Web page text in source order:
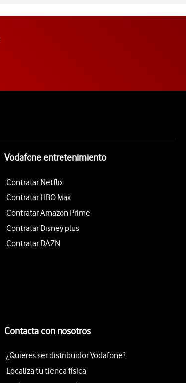
Vodafone entretenimiento
Contratar Netflix
Contratar HBO Max
Contratar Amazon Prime
Contratar Disney plus
Contratar DAZN
Contacta con nosotros
¿Quieres ser distribuidor Vodafone?
Localiza tu tienda física